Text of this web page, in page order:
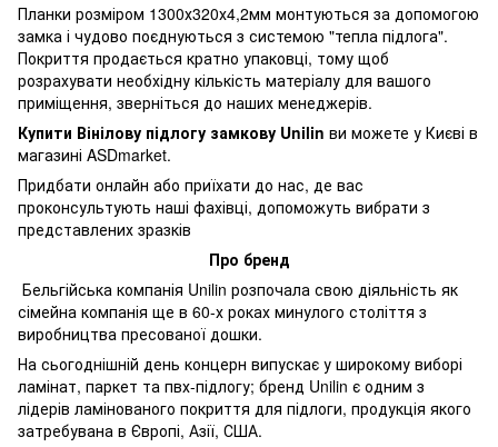
Планки розміром 1300х320х4,2мм монтуються за допомогою
замка і чудово поєднуються з системою "тепла підлога".
Покриття продається кратно упаковці, тому щоб
розрахувати необхідну кількість матеріалу для вашого
приміщення, зверніться до наших менеджерів.
Купити Вінілову підлогу замкову Unilin ви можете у Києві в
магазині ASDmarket.
Придбати онлайн або приїхати до нас, де вас
проконсультують наші фахівці, допоможуть вибрати з
представлених зразків
Про бренд
Бельгійська компанія Unilin розпочала свою діяльність як
сімейна компанія ще в 60-х роках минулого століття з
виробництва пресованої дошки.
На сьогоднішній день концерн випускає у широкому виборі
ламінат, паркет та пвх-підлогу; бренд Unilin є одним з
лідерів ламінованого покриття для підлоги, продукція якого
затребувана в Європі, Азії, США.